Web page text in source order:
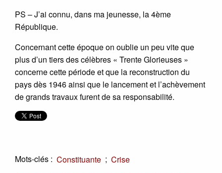
PS – J’ai connu, dans ma jeunesse, la 4ème
République.
Concernant cette époque on oublie un peu vite que
plus d’un tiers des célèbres « Trente Glorieuses »
concerne cette période et que la reconstruction du
pays dès 1946 ainsi que le lancement et l’achèvement
de grands travaux furent de sa responsabilité.
Mots-clés : Constituante ; Crise